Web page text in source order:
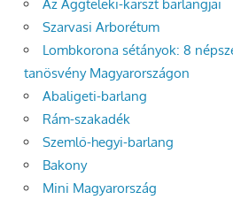
Az Aggteleki-karszt barlangjai
Szarvasi Arborétum
Lombkorona sétányok: 8
tanösvény Magyarországon
Abaligeti-barlang
Rám-szakadék
Szemlő-hegyi-barlang
Bakony
Mini Magyarország